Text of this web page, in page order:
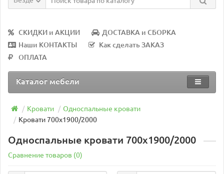
СКИДКИ и АКЦИИ
ДОСТАВКА и СБОРКА
Наши КОНТАКТЫ
Как сделать ЗАКАЗ
ОПЛАТА
Каталог мебели
Кровати
Односпальные кровати
Кровати 700х1900/2000
Односпальные кровати 700х1900/2000
Сравнение товаров (0)